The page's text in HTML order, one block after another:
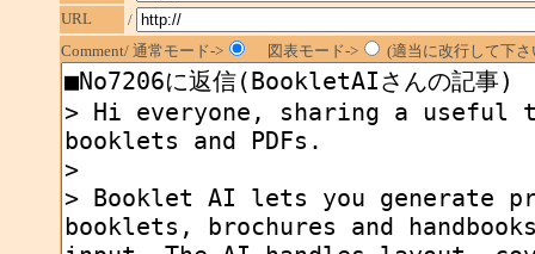
URL
/
Comment/ 通常モード->
図表モード-> (適当に改行して下